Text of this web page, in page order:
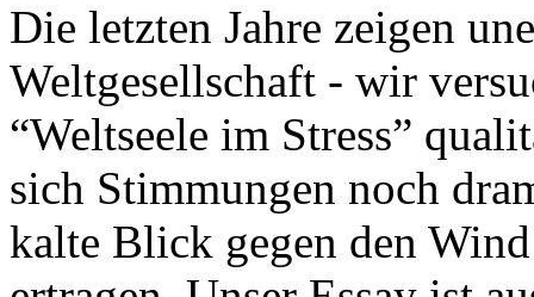
Die letzten Jahre zeigen
Weltgesellschaft - wir
“Weltseele im Stress”
sich Stimmungen noch
kalte Blick gegen den